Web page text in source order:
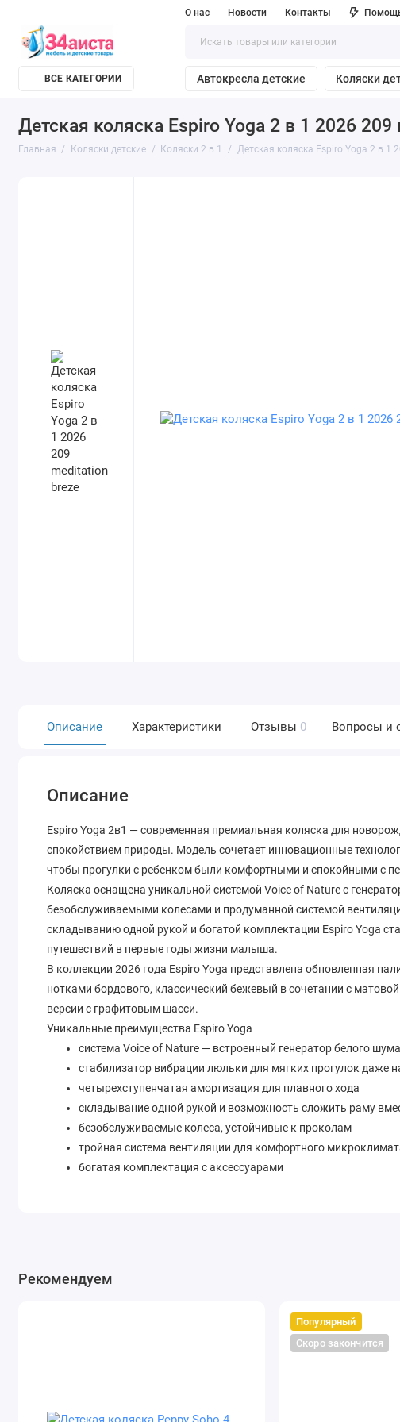
О нас Новости Контакты
ВСЕ КАТЕГОРИИ Автокресла детские Коляски
Детская коляска Espiro Yoga 2 в 1 2026
Главная Коляски детские Коляски 2 в 1 Детская коляска Espiro Yoga 2 в 1
Описание Характеристики Отзывы 0 Вопросы и
Описание
Espiro Yoga 2в1 — современная премиальная коляска для
спокойствием природы. Модель сочетает инновационные
чтобы прогулки с ребенком были комфортными и спокойными с
Коляска оснащена уникальной системой Voice of Nature с
безобслуживаемыми колесами и продуманной системой
складыванию одной рукой и богатой комплектации Espiro Yoga
путешествий в первые годы жизни малыша.
В коллекции 2026 года Espiro Yoga представлена обновленная
нотками бордового, классический бежевый в сочетании с
версии с графитовым шасси.
Уникальные преимущества Espiro Yoga
система Voice of Nature — встроенный генератор белого
стабилизатор вибрации люльки для мягких прогулок даже
четырехступенчатая амортизация для плавного хода
складывание одной рукой и возможность сложить раму
безобслуживаемые колеса, устойчивые к проколам
тройная система вентиляции для комфортного
богатая комплектация с аксессуарами
просторное спальное место длиной 75см
тройная вентиляция — сетчатые панели в люльке и капюшоне
большой капюшон для защиты от солнца и ветра
водоотталкивающие ткани с защитой UPF 50+
Рекомендуем
Популярный
Скоро закончится